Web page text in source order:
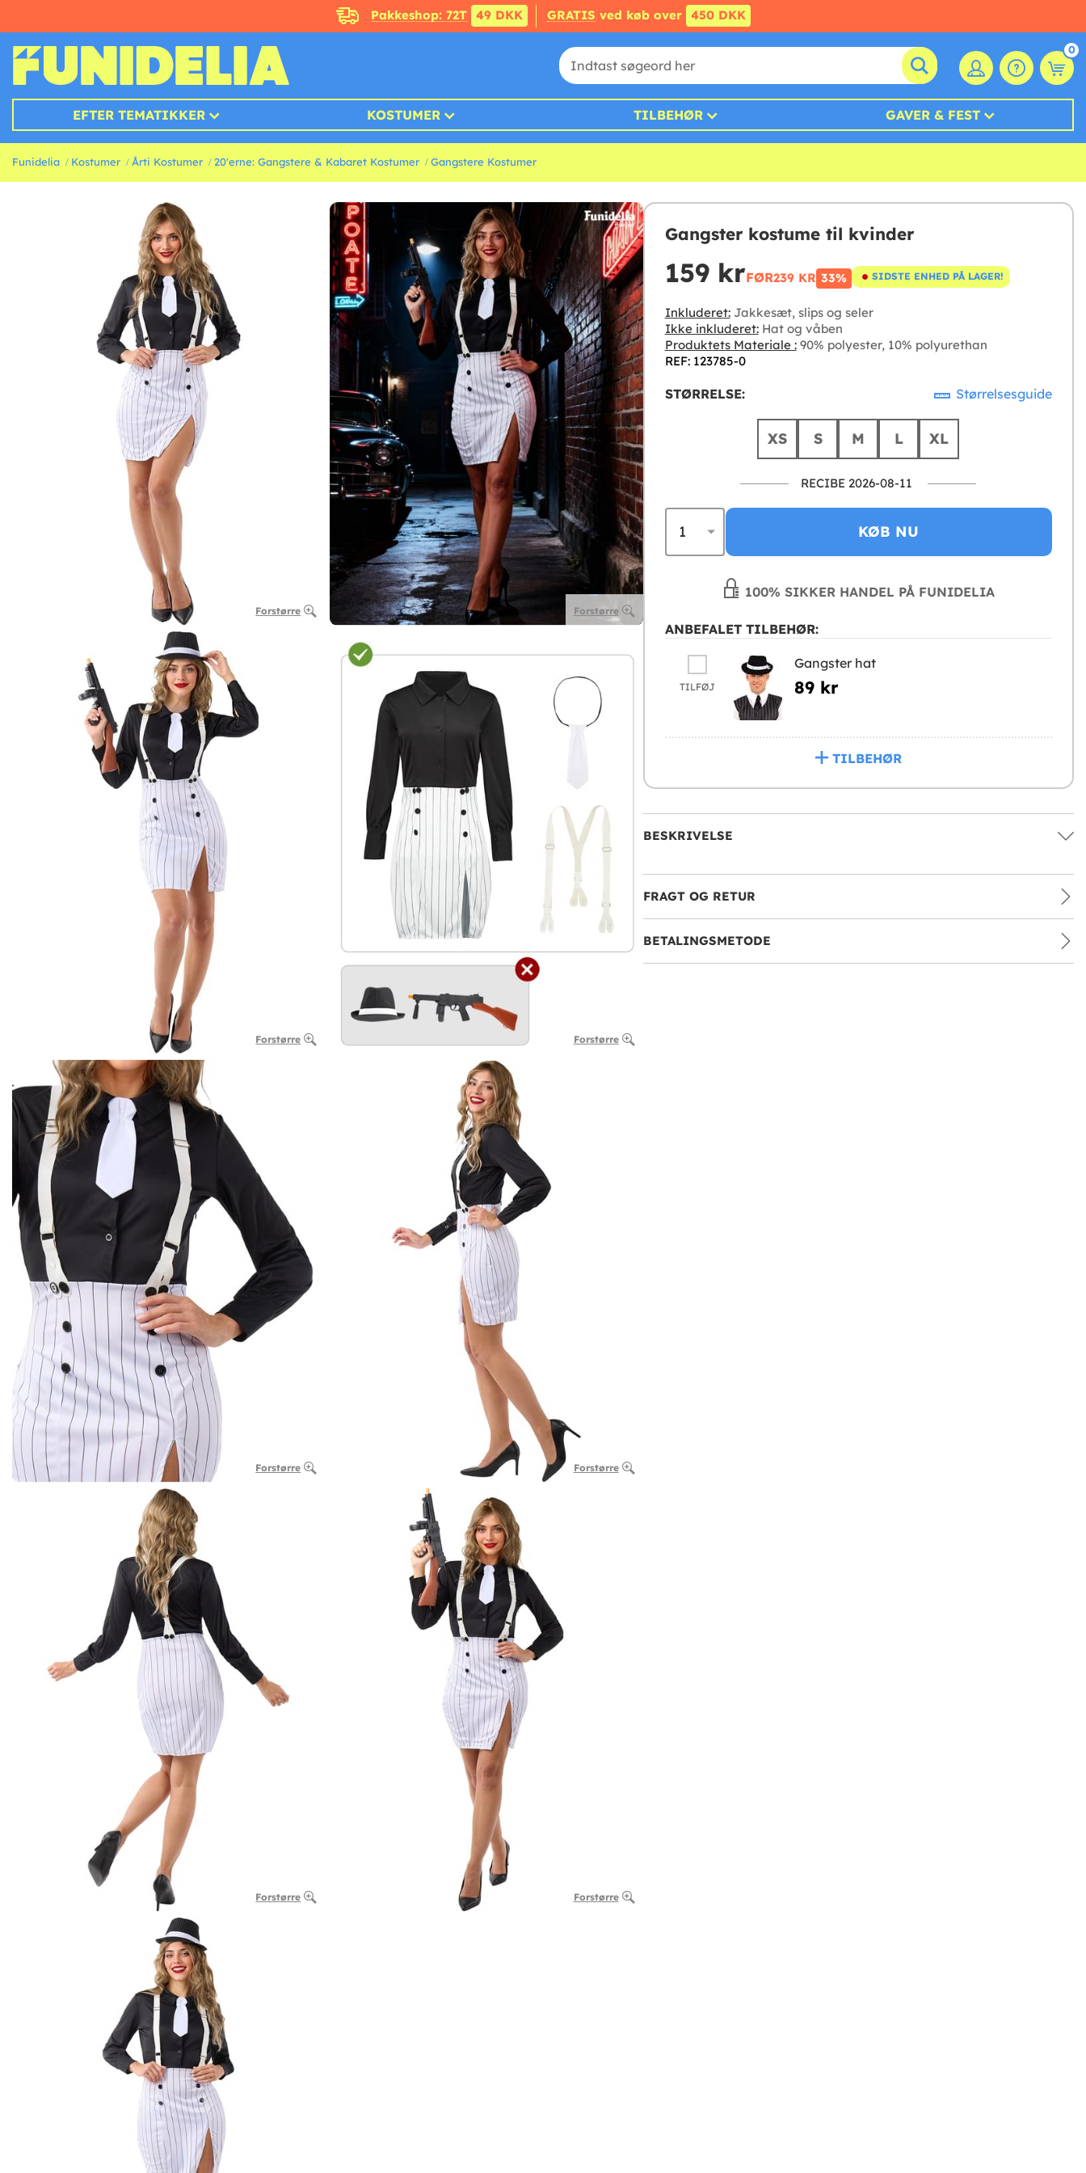
Pakkeshop: 72T 49 DKK GRATIS ved køb over 450 DKK
0
EFTER TEMATIKKER KOSTUMER TILBEHØR GAVER & FEST
Funidelia Kostumer Årti Kostumer 20'erne: Gangstere & Kabaret Kostumer Gangstere Kostumer
Forstørre Forstørre
Forstørre Forstørre
Forstørre Forstørre
Forstørre Forstørre
Gangster kostume til kvinder
159 krFØR239 KR 33% SIDSTE ENHED PÅ LAGER!
Inkluderet:Jakkesæt, slips og seler
Ikke inkluderet:Hat og våben
Produktets Materiale :90% polyester, 10% polyurethan
REF: 123785-0
STØRRELSE: Størrelsesguide
XS S M L XL
RECIBE 2026-08-11
KØB NU
100% SIKKER HANDEL PÅ FUNIDELIA
ANBEFALET TILBEHØR:
TILFØJ
Gangster hat
89 kr
TILBEHØR
BESKRIVELSE
FRAGT OG RETUR
BETALINGSMETODE